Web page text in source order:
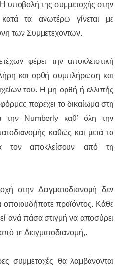
Η υποβολή της συμμετοχής στην
κατά τα ανωτέρω γίνεται με
των Συμμετεχόντων.
φέρει την αποκλειστική
και ορθή συμπλήρωση και
του. Η μη ορθή ή ελλιπής
παρέχει το δικαίωμα στη
την Numberly καθ’ όλη την
καθώς και μετά το
τον αποκλείσουν από τη
στην Δειγματοδιανομή δεν
οποιουδήποτε προϊόντος. Κάθε
ανά πάσα στιγμή να αποσύρει
τη Δειγματοδιανομή,.
συμμετοχές θα λαμβάνονται